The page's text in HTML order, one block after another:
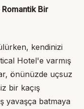
Bir
kendinizi
Hotel'e varmış
önünüzde uçsuz
bir kaçış
yavaşça batmaya